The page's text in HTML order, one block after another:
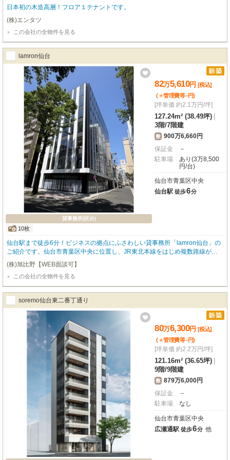
日本初の木造高層！フロア１テナントです。
(株)エンタツ
この会社の全物件を見る
lamron仙台
貸事務所(区分)
10枚
82万5,610円 [税込]
(＋管理費等-円)
[坪単価 約2.1万円/坪]
127.24m² (38.49坪)
3階/7階建
敷 900万6,660円
保証金
－
駐車場
あり(3万8,500
円/台)
仙台市青葉区中央
仙台駅 徒歩6分
仙台駅まで徒歩6分！ビジネスの拠点にふさわしい貸事務所「lamron仙台」の
ご紹介です。仙台市青葉区中央に位置し、JR東北本線をはじめ複数路線が利
用できる仙台駅からのアクセスは大変良好。周辺にはコンビニや銀行、郵便
局、ドラッグストアが揃い、日々の業務をスムーズにサポートする環境が整っ
ています。広々とした専有面積127.24㎡の3階部分。OAフロア完備で快適なオ
フィス環境を実現します。個別空調で温度調整も自由自在、24時間セキュリテ
ィーで安心してお仕事に集中できます。エレベーター、照明器具付、男女別ト
イレ（共用部）も備わり、機能性も兼ね備えています。・分割貸し可能。・契
約形態 ：定期借家契約5年・解約不可期間：3年・ 床荷重：500㎏/㎡・駐車場
は普通車38,500円（税込）、ハイルーフ車は44,000円（税込）申込の審査に
て保証会社加入をお願いする場合があります。
(株)旭比野【WEB面談可】
この会社の全物件を見る
soremo仙台東二番丁通り
80万6,300円 [税込]
(＋管理費等-円)
[坪単価 約2.2万円/坪]
121.16m² (36.65坪)
9階/9階建
敷 879万6,000円
保証金
－
駐車場
なし
仙台市青葉区中央
広瀬通駅 徒歩6分 他